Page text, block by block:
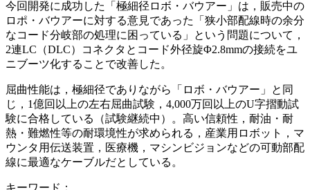
今回開発に成功した「極細径ロボ・バウアー」は，販売中の
ロポ・バウアーに対する意見であった「狭小部配線時の余分
なコード分岐部の処理に困っている」という問題について，
2連LC（DLC）コネクタとコード外径旋Φ2.8mmの接続をユ
ニブーツ化することで改善した。
屈曲性能は，極細径でありながら「ロボ・バウアー」と同
じ，1億回以上の左右屈曲試験，4,000万回以上のU字摺動試
験に合格している（試験継続中）。高い信頼性，耐油・耐
熱・難燃性等の耐環境性が求められる，産業用ロボット，マ
ウンタ用伝送装置，医療機，マシンビジョンなどの可動部配
線に最適なケーブルだとしている。